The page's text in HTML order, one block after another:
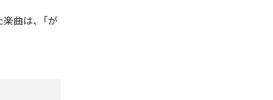
曲は、「が